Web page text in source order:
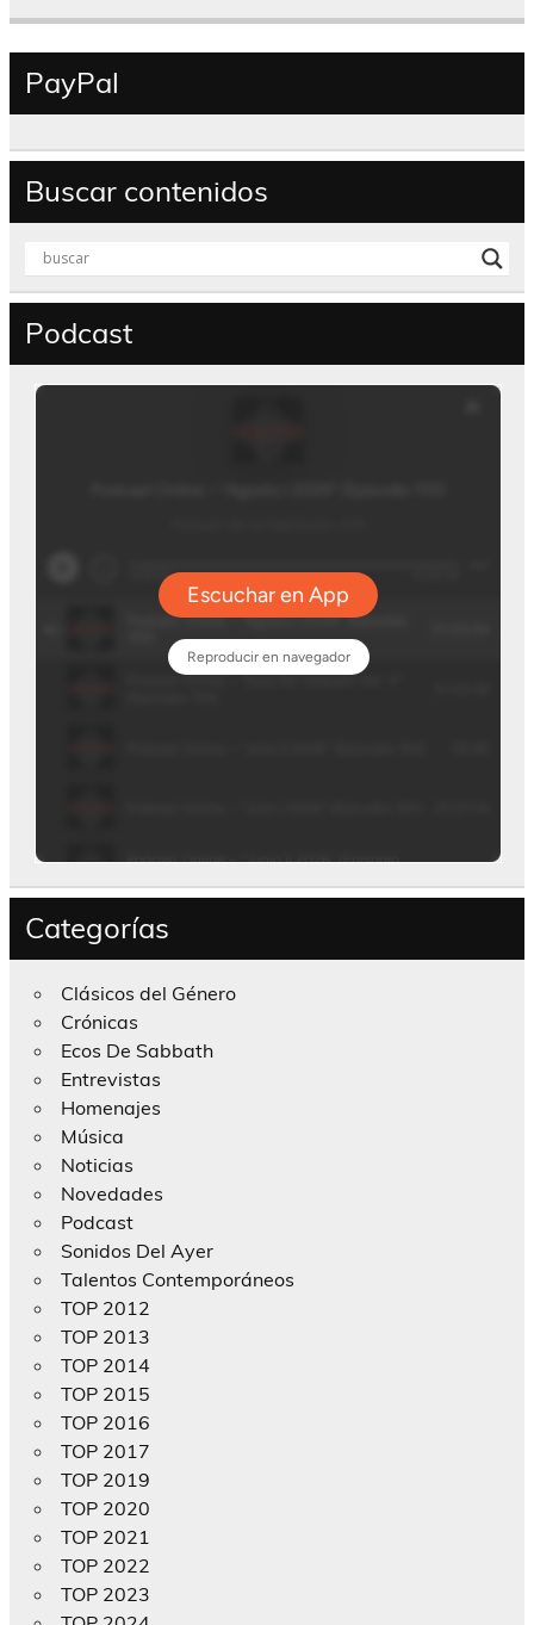
PayPal
Buscar contenidos
Podcast
Categorías
Clásicos del Género
Crónicas
Ecos De Sabbath
Entrevistas
Homenajes
Música
Noticias
Novedades
Podcast
Sonidos Del Ayer
Talentos Contemporáneos
TOP 2012
TOP 2013
TOP 2014
TOP 2015
TOP 2016
TOP 2017
TOP 2019
TOP 2020
TOP 2021
TOP 2022
TOP 2023